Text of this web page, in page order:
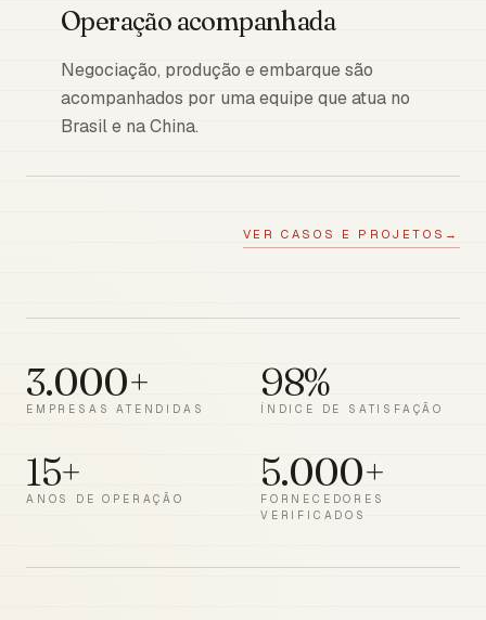
Operação acompanhada
Negociação, produção e embarque são
acompanhados por uma equipe que atua no
Brasil e na China.
VER CASOS E PROJETOS →
3.000+
EMPRESAS ATENDIDAS
98%
ÍNDICE DE SATISFAÇÃO
15+
ANOS DE OPERAÇÃO
5.000+
FORNECEDORES
VERIFICADOS